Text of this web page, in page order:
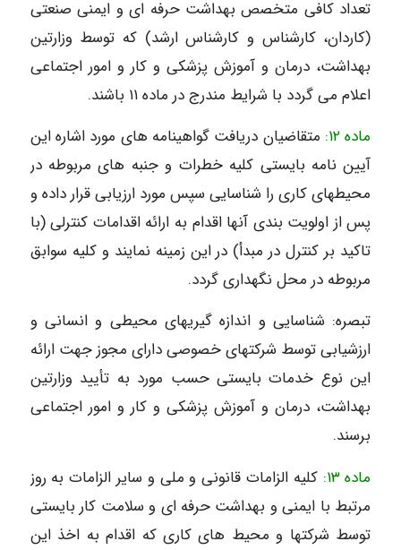
تعداد کافی متخصص بهداشت حرفه ای و ایمنی صنعتی
(کاردان، کارشناس و کارشناس ارشد) که توسط وزارتین
بهداشت، درمان و آموزش پزشکی و کار و امور اجتماعی
اعلام می گردد با شرایط مندرج در ماده ۱۱ باشند.
ماده ۱۲:
متقاضیان دریافت گواهینامه های مورد اشاره این
آیین نامه بایستی کلیه خطرات و جنبه های مربوطه در
محیطهای کاری را شناسایی سپس مورد ارزیابی قرار داده و
پس از اولویت بندی آنها اقدام به ارائه اقدامات کنترلی (با
تاکید بر کنترل در مبدأ) در این زمینه نمایند و کلیه سوابق
مربوطه در محل نگهداری گردد.
تبصره: شناسایی و اندازه گیریهای محیطی و انسانی و
ارزشیابی توسط شرکتهای خصوصی دارای مجوز جهت ارائه
این نوع خدمات بایستی حسب مورد به تأیید وزارتین
بهداشت، درمان و آموزش پزشکی و کار و امور اجتماعی
برسند.
ماده ۱۳:
کلیه الزامات قانونی و ملی و سایر الزامات به روز
مرتبط با ایمنی و بهداشت حرفه ای و سلامت کار بایستی
توسط شرکتها و محیط های کاری که اقدام به اخذ این